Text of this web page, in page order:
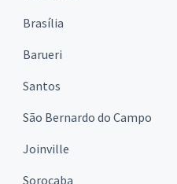
Brasília
Barueri
Santos
São Bernardo do Campo
Joinville
Sorocaba